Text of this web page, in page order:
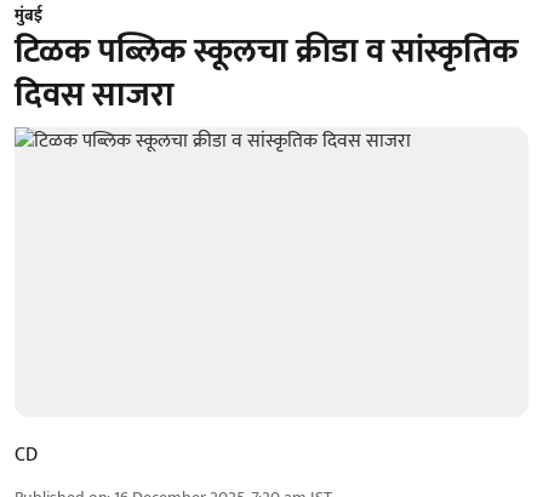
मुंबई
टिळक पब्लिक स्कूलचा क्रीडा व सांस्कृतिक
दिवस साजरा
CD